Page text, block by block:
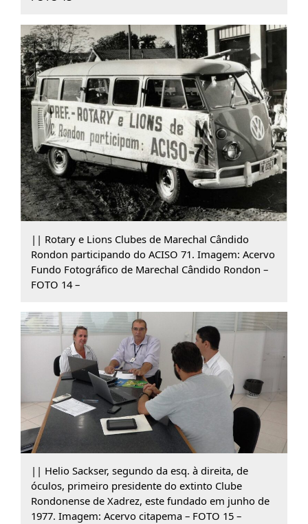
|| Rotary e Lions Clubes de Marechal Cândido
Rondon participando do ACISO 71. Imagem: Acervo
Fundo Fotográfico de Marechal Cândido Rondon –
FOTO 14 –
|| Helio Sackser, segundo da esq. à direita, de
óculos, primeiro presidente do extinto Clube
Rondonense de Xadrez, este fundado em junho de
1977. Imagem: Acervo citapema – FOTO 15 –